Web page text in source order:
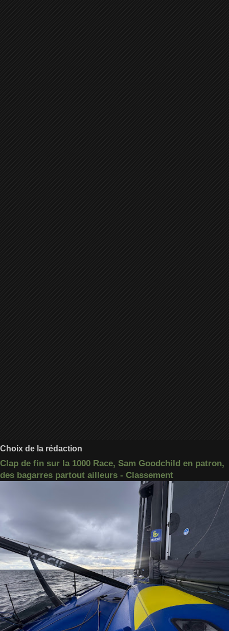
Choix de la rédaction
Clap de fin sur la 1000 Race, Sam Goodchild en patron,
des bagarres partout ailleurs - Classement